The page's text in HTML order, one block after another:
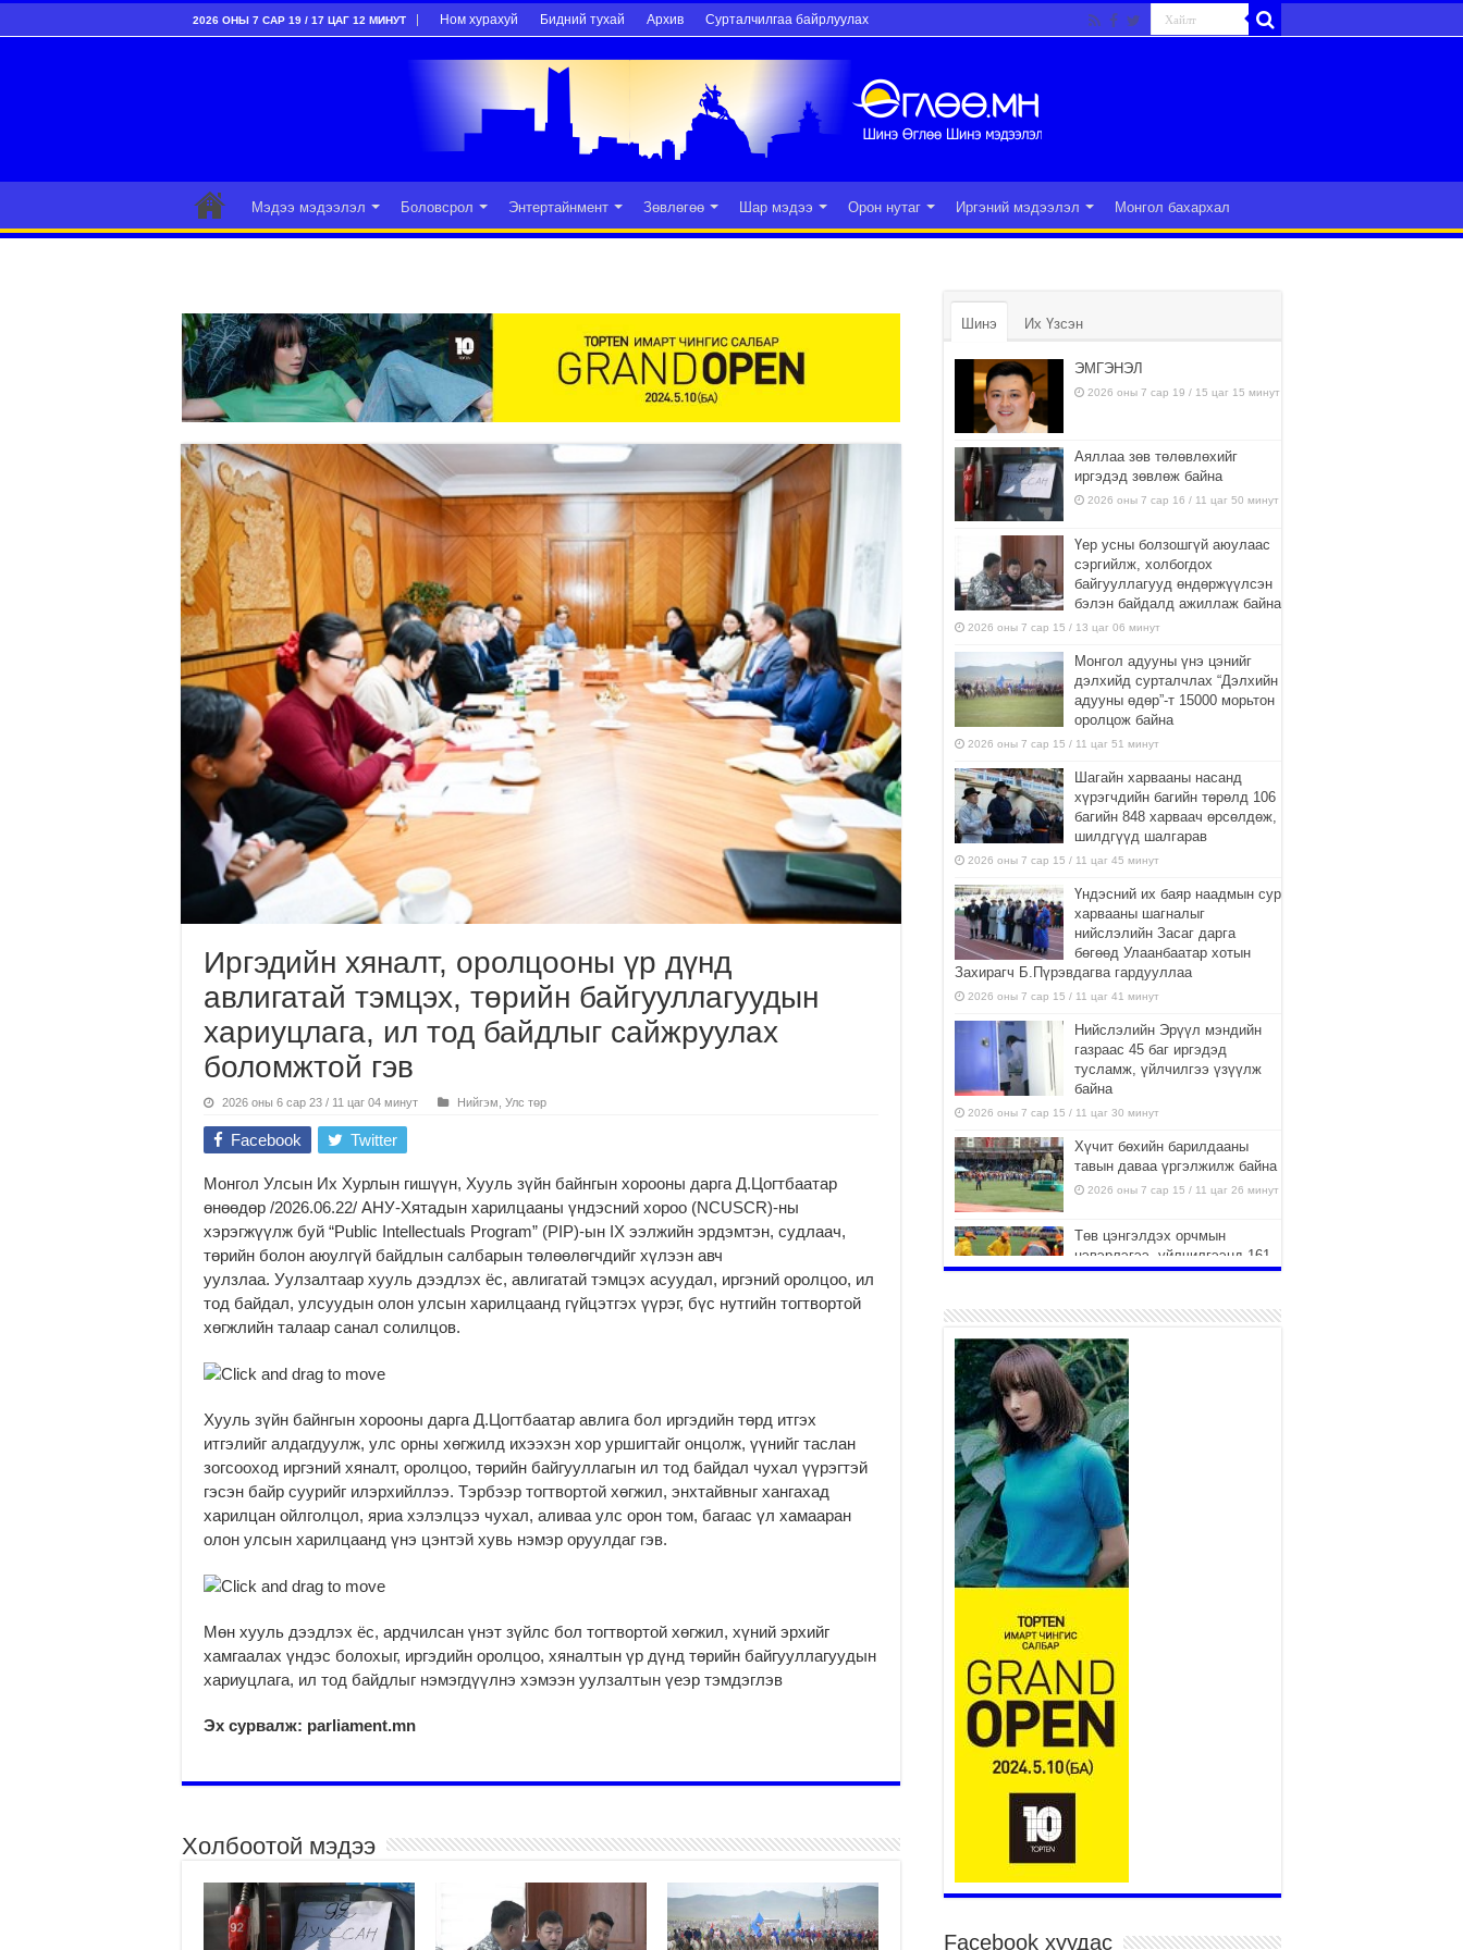
2026 ОНЫ 7 САР 19 / 17 ЦАГ 12 МИНУТ Ном хурахуй Бидний тухай Архив Сурталчилгаа байрлуулах
Мэдээ мэдээлэл Боловсрол Энтертайнмент Зөвлөгөө Шар мэдээ Орон нутаг Иргэний мэдээлэл Монгол бахархал
Иргэдийн хяналт, оролцооны үр дүнд
авлигатай тэмцэх, төрийн байгууллагуудын
хариуцлага, ил тод байдлыг сайжруулах
боломжтой гэв
2026 оны 6 сар 23 / 11 цаг 04 минут Нийгэм Улс төр
Facebook Twitter
Монгол Улсын Их Хурлын гишүүн, Хууль зүйн байнгын хорооны дарга Д.Цогтбаатар
өнөөдөр /2026.06.22/ АНУ-Хятадын харилцааны үндэсний хороо (NCUSCR)-ны
хэрэгжүүлж буй “Public Intellectuals Program” (PIP)-ын IX ээлжийн эрдэмтэн, судлаач,
төрийн болон аюулгүй байдлын салбарын төлөөлөгчдийг хүлээн авч
уулзлаа. Уулзалтаар хууль дээдлэх ёс, авлигатай тэмцэх асуудал, иргэний оролцоо, ил
тод байдал, улсуудын олон улсын харилцаанд гүйцэтгэх үүрэг, бүс нутгийн тогтвортой
хөгжлийн талаар санал солилцов.
Хууль зүйн байнгын хорооны дарга Д.Цогтбаатар авлига бол иргэдийн төрд итгэх
итгэлийг алдагдуулж, улс орны хөгжилд ихээхэн хор уршигтайг онцолж, үүнийг таслан
зогсооход иргэний хяналт, оролцоо, төрийн байгууллагын ил тод байдал чухал үүрэгтэй
гэсэн байр суурийг илэрхийллээ. Тэрбээр тогтвортой хөгжил, энхтайвныг хангахад
харилцан ойлголцол, яриа хэлэлцээ чухал, аливаа улс орон том, багаас үл хамааран
олон улсын харилцаанд үнэ цэнтэй хувь нэмэр оруулдаг гэв.
Мөн хууль дээдлэх ёс, ардчилсан үнэт зүйлс бол тогтвортой хөгжил, хүний эрхийг
хамгаалах үндэс болохыг, иргэдийн оролцоо, хяналтын үр дүнд төрийн байгууллагуудын
хариуцлага, ил тод байдлыг нэмэгдүүлнэ хэмээн уулзалтын үеэр тэмдэглэв
Эх сурвалж: parliament.mn
Холбоотой мэдээ
Шинэ Их Үзсэн
ЭМГЭНЭЛ
2026 оны 7 сар 19 / 15 цаг 15 минут
Аяллаа зөв төлөвлөхийг
иргэдэд зөвлөж байна
2026 оны 7 сар 16 / 11 цаг 50 минут
Үер усны болзошгүй аюулаас
сэргийлж, холбогдох
байгууллагууд өндөржүүлсэн
бэлэн байдалд ажиллаж байна
2026 оны 7 сар 15 / 13 цаг 06 минут
Монгол адууны үнэ цэнийг
дэлхийд сурталчлах “Дэлхийн
адууны өдөр”-т 15000 морьтон
оролцож байна
2026 оны 7 сар 15 / 11 цаг 51 минут
Шагайн харвааны насанд
хүрэгчдийн багийн төрөлд 106
багийн 848 харваач өрсөлдөж,
шилдгүүд шалгарав
2026 оны 7 сар 15 / 11 цаг 45 минут
Үндэсний их баяр наадмын сур
харвааны шагналыг
нийслэлийн Засаг дарга
бөгөөд Улаанбаатар хотын
Захирагч Б.Пүрэвдагва гардууллаа
2026 оны 7 сар 15 / 11 цаг 41 минут
Нийслэлийн Эрүүл мэндийн
газраас 45 баг иргэдэд
тусламж, үйлчилгээ үзүүлж
байна
2026 оны 7 сар 15 / 11 цаг 30 минут
Хүчит бөхийн барилдааны
тавын даваа үргэлжилж байна
2026 оны 7 сар 15 / 11 цаг 26 минут
Төв цэнгэлдэх орчмын
цэвэрлэгээ, үйлчилгээнд 161
ажилтан, 27 техниктэй
2026 оны 7 сар 15 / 11 цаг 22 минут
Наадмын амралтын өдрүүдэд
нийслэлийн эрүүл мэндийн
байгууллагууд дараах
хуваарийн дагуу ажиллана
2026 оны 7 сар 15 / 11 цаг 18 минут
Үндэсний их баяр наадам
эхэллээ
2026 оны 7 сар 15 / 11 цаг 14 минут
Үер усны аюулаас сэргийлж, нийслэлийн Онцгой
байдлын газрын 162 алба хаагч үүрэг гүйцэтгэж
байна
2026 оны 7 сар 15 / 11 цаг 07 минут
Үндэсний их сурын харваанд 850 харваач цэц
мэргэнээ сорьж байна
2026 оны 7 сар 15 / 11 цаг 03 минут
Төв цэнгэлдэхийн эргэн тойронд
2026 оны 7 сар 15 / 10 цаг 58 минут
Үндэсний их баяр наадмын шагайн харваа
насанд хүрэгчдийн багийн харваагаар
үргэлжилж байна
2026 оны 7 сар 15 / 10 цаг 52 минут
Үндэсний их баяр наадмын хүчит бөхийн
Facebook хуудас